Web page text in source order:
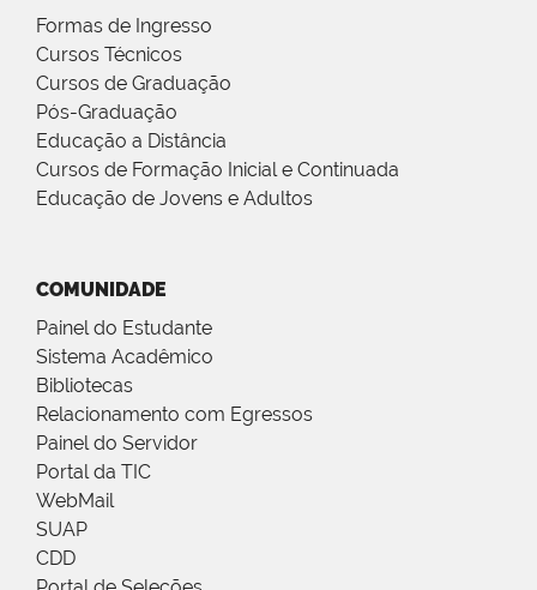
Formas de Ingresso
Cursos Técnicos
Cursos de Graduação
Pós-Graduação
Educação a Distância
Cursos de Formação Inicial e Continuada
Educação de Jovens e Adultos
COMUNIDADE
Painel do Estudante
Sistema Acadêmico
Bibliotecas
Relacionamento com Egressos
Painel do Servidor
Portal da TIC
WebMail
SUAP
CDD